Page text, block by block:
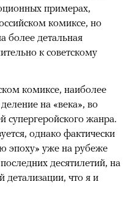
примерах,
комиксе, но
более детальная
к советскому
комиксе, наиболее
на «века», во
супергеройского жанра.
однако фактически
эпоху» уже на рубеже
десятилетий, на
детализации, что я и